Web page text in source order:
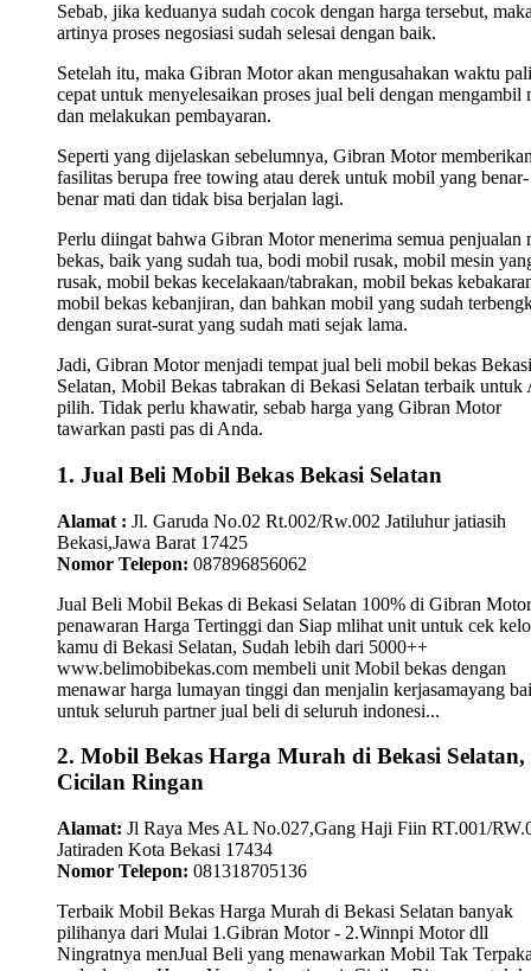
Sebab, jika keduanya sudah cocok dengan harga tersebut,
artinya proses negosiasi sudah selesai dengan baik.
Setelah itu, maka Gibran Motor akan mengusahakan waktu
cepat untuk menyelesaikan proses jual beli dengan mengambil
dan melakukan pembayaran.
Seperti yang dijelaskan sebelumnya, Gibran Motor
fasilitas berupa free towing atau derek untuk mobil yang benar-
benar mati dan tidak bisa berjalan lagi.
Perlu diingat bahwa Gibran Motor menerima semua penjualan
bekas, baik yang sudah tua, bodi mobil rusak, mobil mesin
rusak, mobil bekas kecelakaan/tabrakan, mobil bekas
mobil bekas kebanjiran, dan bahkan mobil yang sudah
dengan surat-surat yang sudah mati sejak lama.
Jadi, Gibran Motor menjadi tempat jual beli mobil bekas Bekasi
Selatan, Mobil Bekas tabrakan di Bekasi Selatan terbaik untuk
pilih. Tidak perlu khawatir, sebab harga yang Gibran Motor
tawarkan pasti pas di Anda.
1. Jual Beli Mobil Bekas Bekasi Selatan
Alamat : Jl. Garuda No.02 Rt.002/Rw.002 Jatiluhur jatiasih
Bekasi,Jawa Barat 17425
Nomor Telepon: 087896856062
Jual Beli Mobil Bekas di Bekasi Selatan 100% di Gibran Motor
penawaran Harga Tertinggi dan Siap mlihat unit untuk cek
kamu di Bekasi Selatan, Sudah lebih dari 5000++
www.belimobibekas.com membeli unit Mobil bekas dengan
menawar harga lumayan tinggi dan menjalin kerjasamayang
untuk seluruh partner jual beli di seluruh indonesi...
2. Mobil Bekas Harga Murah di Bekasi Selatan,
Cicilan Ringan
Alamat: Jl Raya Mes AL No.027,Gang Haji Fiin RT.001/
Jatiraden Kota Bekasi 17434
Nomor Telepon: 081318705136
Terbaik Mobil Bekas Harga Murah di Bekasi Selatan banyak
pilihanya dari Mulai 1.Gibran Motor - 2.Winnpi Motor dll
Ningratnya menJual Beli yang menawarkan Mobil Tak